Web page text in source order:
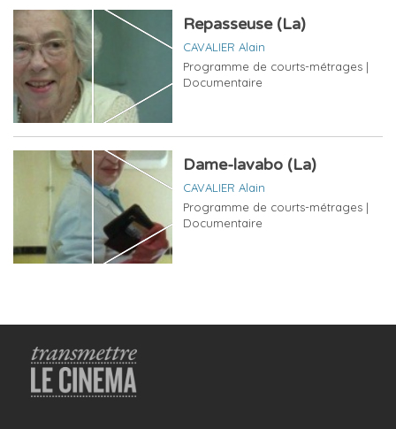
Repasseuse (La)
CAVALIER Alain
Programme de courts-métrages |
Documentaire
Dame-lavabo (La)
CAVALIER Alain
Programme de courts-métrages |
Documentaire